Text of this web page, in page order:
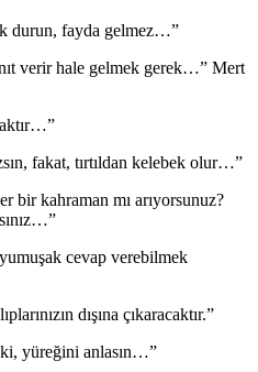
durun, fayda gelmez…”
verir hale gelmek gerek…” Mert
fakat, tırtıldan kelebek olur…”
bir kahraman mı arıyorsunuz?
cevap verebilmek
dışına çıkaracaktır.”
yüreğini anlasın…”